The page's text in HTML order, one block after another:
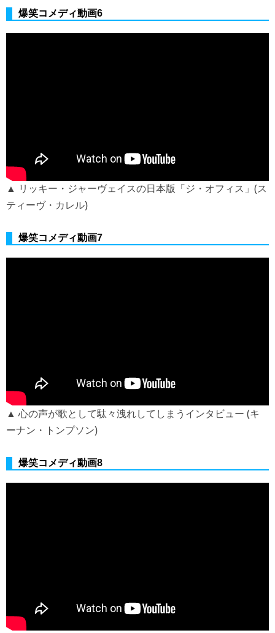
爆笑コメディ動画6
▲ リッキー・ジャーヴェイスの日本版「ジ・オフィス」(ス
ティーヴ・カレル)
爆笑コメディ動画7
▲ 心の声が歌として駄々洩れしてしまうインタビュー (キ
ーナン・トンプソン)
爆笑コメディ動画8